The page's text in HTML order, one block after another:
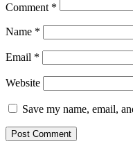
Comment *
Name *
Email *
Website
Save my name, email,